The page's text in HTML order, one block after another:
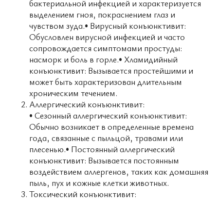
бактериальной инфекцией и характеризуется
выделением гноя, покраснением глаз и
чувством зуда.• Вирусный конъюнктивит:
Обусловлен вирусной инфекцией и часто
сопровождается симптомами простуды:
насморк и боль в горле.• Хламидийный
конъюнктивит: Вызывается простейшими и
может быть характеризован длительным
хроническим течением.
Аллергический конъюнктивит:
• Сезонный аллергический конъюнктивит:
Обычно возникает в определенные времена
года, связанные с пыльцой, травами или
плесенью.• Постоянный аллергический
конъюнктивит: Вызывается постоянным
воздействием аллергенов, таких как домашняя
пыль, пух и кожные клетки животных.
Токсический конъюнктивит: